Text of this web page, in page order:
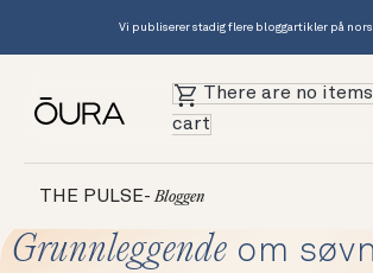
Vi publiserer stadig flere bloggartikler på
There are no
cart
THE PULSE- Bloggen
Grunnleggende om søvn